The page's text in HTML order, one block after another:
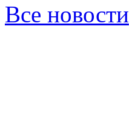
Все новости